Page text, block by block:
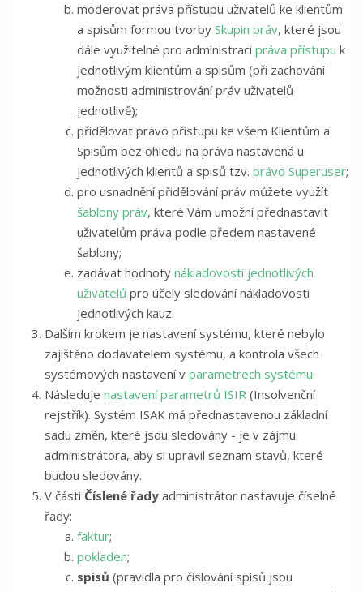
moderovat práva přístupu uživatelů ke klientům
a spisům formou tvorby Skupin práv, které jsou
dále využitelné pro administraci práva přístupu k
jednotlivým klientům a spisům (při zachování
možnosti administrování práv uživatelů
jednotlivě);
přidělovat právo přístupu ke všem Klientům a
Spisům bez ohledu na práva nastavená u
jednotlivých klientů a spisů tzv. právo Superuser;
pro usnadnění přidělování práv můžete využít
šablony práv, které Vám umožní přednastavit
uživatelům práva podle předem nastavené
šablony;
zadávat hodnoty nákladovosti jednotlivých
uživatelů pro účely sledování nákladovosti
jednotlivých kauz.
Dalším krokem je nastavení systému, které nebylo
zajištěno dodavatelem systému, a kontrola všech
systémových nastavení v parametrech systému.
Následuje nastavení parametrů ISIR (Insolvenční
rejstřík). Systém ISAK má přednastavenou základní
sadu změn, které jsou sledovány - je v zájmu
administrátora, aby si upravil seznam stavů, které
budou sledovány.
V části Číslené řady administrátor nastavuje číselné
řady:
faktur;
pokladen;
spisů (pravidla pro číslování spisů jsou